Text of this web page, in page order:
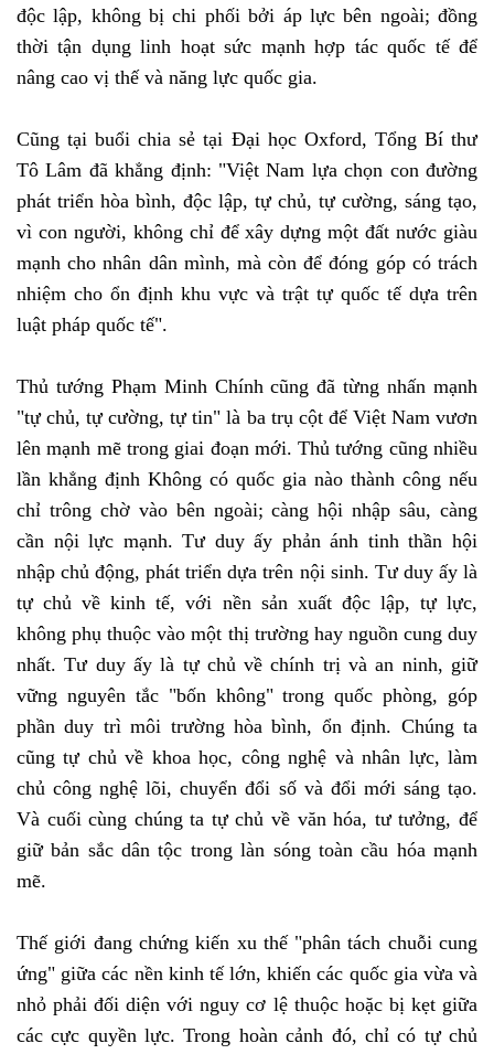
độc lập, không bị chi phối bởi áp lực bên ngoài; đồng
thời tận dụng linh hoạt sức mạnh hợp tác quốc tế để
nâng cao vị thế và năng lực quốc gia.
Cũng tại buổi chia sẻ tại Đại học Oxford, Tổng Bí thư
Tô Lâm đã khẳng định: "Việt Nam lựa chọn con đường
phát triển hòa bình, độc lập, tự chủ, tự cường, sáng tạo,
vì con người, không chỉ để xây dựng một đất nước giàu
mạnh cho nhân dân mình, mà còn để đóng góp có trách
nhiệm cho ổn định khu vực và trật tự quốc tế dựa trên
luật pháp quốc tế".
Thủ tướng Phạm Minh Chính cũng đã từng nhấn mạnh
"tự chủ, tự cường, tự tin" là ba trụ cột để Việt Nam vươn
lên mạnh mẽ trong giai đoạn mới. Thủ tướng cũng nhiều
lần khẳng định Không có quốc gia nào thành công nếu
chỉ trông chờ vào bên ngoài; càng hội nhập sâu, càng
cần nội lực mạnh. Tư duy ấy phản ánh tinh thần hội
nhập chủ động, phát triển dựa trên nội sinh. Tư duy ấy là
tự chủ về kinh tế, với nền sản xuất độc lập, tự lực,
không phụ thuộc vào một thị trường hay nguồn cung duy
nhất. Tư duy ấy là tự chủ về chính trị và an ninh, giữ
vững nguyên tắc "bốn không" trong quốc phòng, góp
phần duy trì môi trường hòa bình, ổn định. Chúng ta
cũng tự chủ về khoa học, công nghệ và nhân lực, làm
chủ công nghệ lõi, chuyển đổi số và đổi mới sáng tạo.
Và cuối cùng chúng ta tự chủ về văn hóa, tư tưởng, để
giữ bản sắc dân tộc trong làn sóng toàn cầu hóa mạnh
mẽ.
Thế giới đang chứng kiến xu thế "phân tách chuỗi cung
ứng" giữa các nền kinh tế lớn, khiến các quốc gia vừa và
nhỏ phải đối diện với nguy cơ lệ thuộc hoặc bị kẹt giữa
các cực quyền lực. Trong hoàn cảnh đó, chỉ có tự chủ